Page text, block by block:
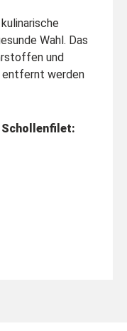
Wahl. Das
und
entfernt werden